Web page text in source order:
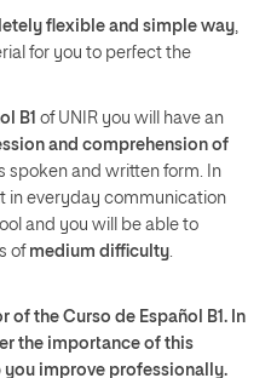
flexible and simple way,
for you to perfect the
B1 of UNIR you will have an
and comprehension of
spoken and written form. In
in everyday communication
and you will be able to
of medium difficulty.
of the Curso de Español B1. In
the importance of this
you improve professionally.